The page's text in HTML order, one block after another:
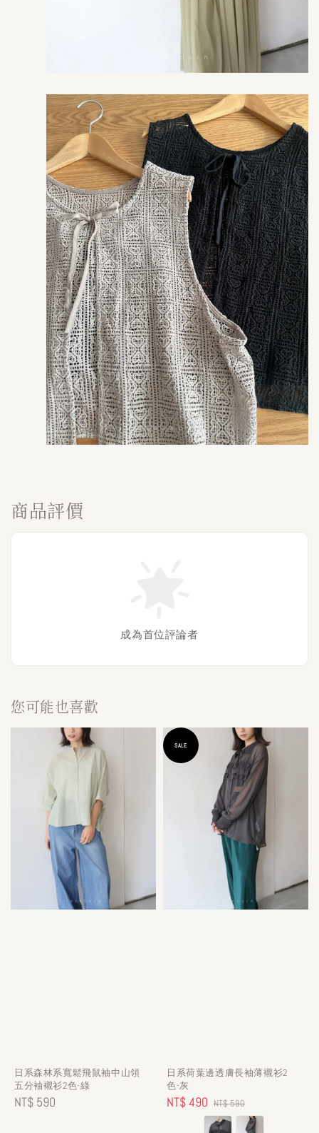
商品評價
成為首位評論者
您可能也喜歡
日系森林系寬鬆飛鼠袖中山領
五分袖襯衫2色-綠
Regular
NT$ 590
SALE
日系荷葉邊透膚長袖薄襯衫2
色-灰
Sale
NT$ 490 Regular
price
NT$ 590